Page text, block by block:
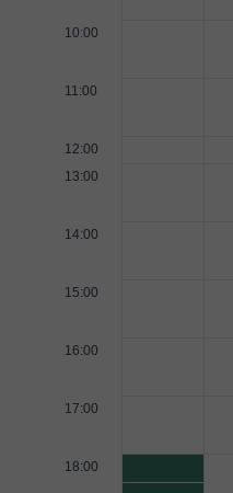
10:00
11:00
12:00
13:00
14:00
15:00
16:00
17:00
18:00